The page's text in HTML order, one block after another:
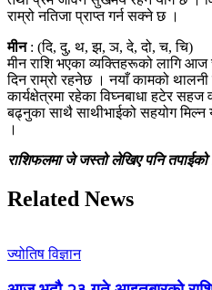
राम्रो नतिजा प्राप्त गर्न सक्ने छ ।
मीन: (दि, दु, थ, झ, ञ, दे, दो, च, चि)
मीन राशि भएका व्यक्तिहरूको लागि आज
दिन राम्रो रहनेछ । नयाँ कामको थालनी
कार्यक्षेत्रमा रहेका विघ्नबाधा हटेर
बढ्नुका साथै साथीभाईको सहयोग मिल्न
।
राशिफलमा जे जस्तो लेखिए पनि
Related News
ज्योतिष विज्ञान